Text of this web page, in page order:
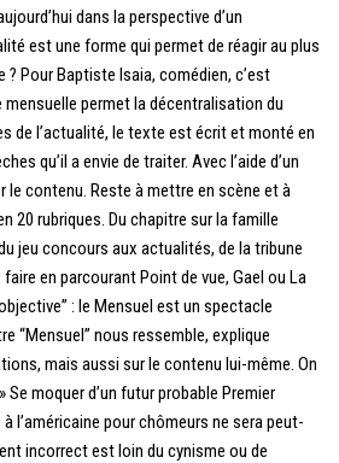
dans la perspective d’un
est une forme qui permet de réagir au plus
Pour Baptiste Isaia, comédien, c’est
permet la décentralisation du
de l’actualité, le texte est écrit et monté en
qu’il a envie de traiter. Avec l’aide d’un
contenu. Reste à mettre en scène et à
20 rubriques. Du chapitre sur la famille
jeu concours aux actualités, de la tribune
en parcourant Point de vue, Gael ou La
: le Mensuel est un spectacle
“Mensuel” nous ressemble, explique
mais aussi sur le contenu lui-même. On
moquer d’un futur probable Premier
l’américaine pour chômeurs ne sera peut-
incorrect est loin du cynisme ou de